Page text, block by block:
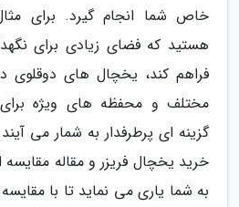
خاص شما انجام گیرد. برای
هستید که فضای زیادی برای
فراهم کند، یخچال های دوقلوی
مختلف و محفظه های ویژه برای
گزینه ای پرطرفدار به شمار می
خرید یخچال فریزر و مقاله
به شما یاری می نماید تا با